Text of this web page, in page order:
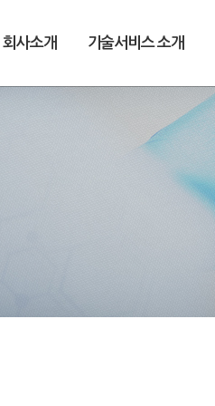
회사소개 기술서비스 소개